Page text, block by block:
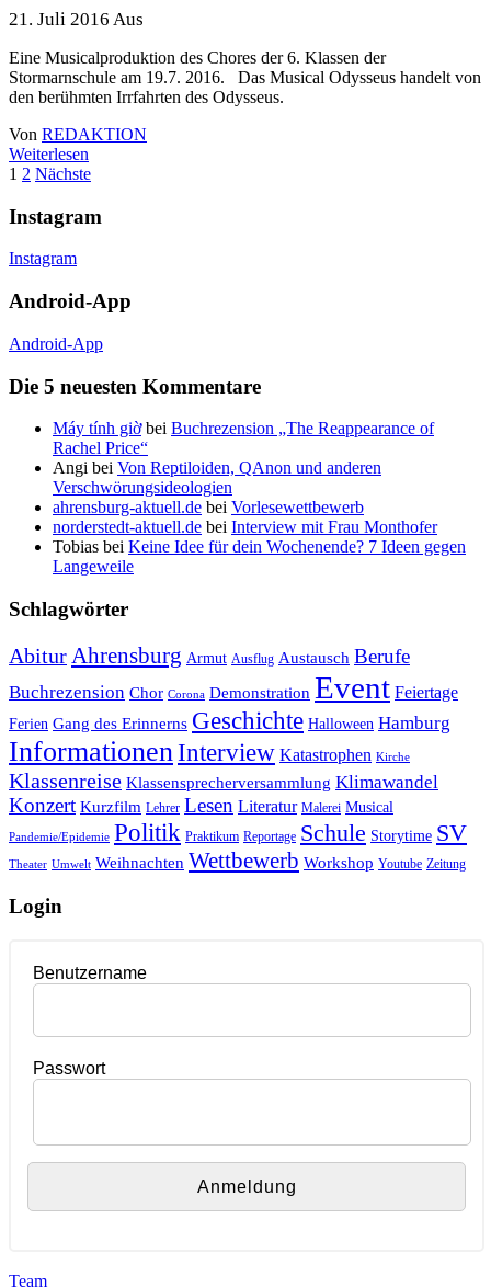
21. Juli 2016 Aus
Eine Musicalproduktion des Chores der 6. Klassen der
Stormarnschule am 19.7. 2016. Das Musical Odysseus handelt von
den berühmten Irrfahrten des Odysseus.
Von REDAKTION
Weiterlesen
Beitrags-
Navigation
1 2 Nächste
Instagram
Instagram
Android-App
Android-App
Die 5 neuesten Kommentare
Máy tính giờbei Buchrezension „The Reappearance of
Rachel Price“
Angi bei Von Reptiloiden, QAnon und anderen
Verschwörungsideologien
ahrensburg-aktuell.de bei Vorlesewettbewerb
norderstedt-aktuell.de bei Interview mit Frau Monthofer
Tobias bei Keine Idee für dein Wochenende? 7 Ideen gegen
Langeweile
Schlagwörter
Abitur Ahrensburg Armut Ausflug Austausch Berufe
Buchrezension Chor Corona Demonstration Event Feiertage
Ferien Gang des Erinnerns Geschichte Halloween Hamburg
Informationen Interview Katastrophen Kirche
Klassenreise Klassensprecherversammlung Klimawandel
Konzert Kurzfilm Lehrer Lesen Literatur Malerei Musical
Pandemie/Epidemie Politik Praktikum Reportage Schule Storytime SV
Theater Umwelt Weihnachten Wettbewerb Workshop Youtube Zeitung
Login
Benutzername
Passwort
Team